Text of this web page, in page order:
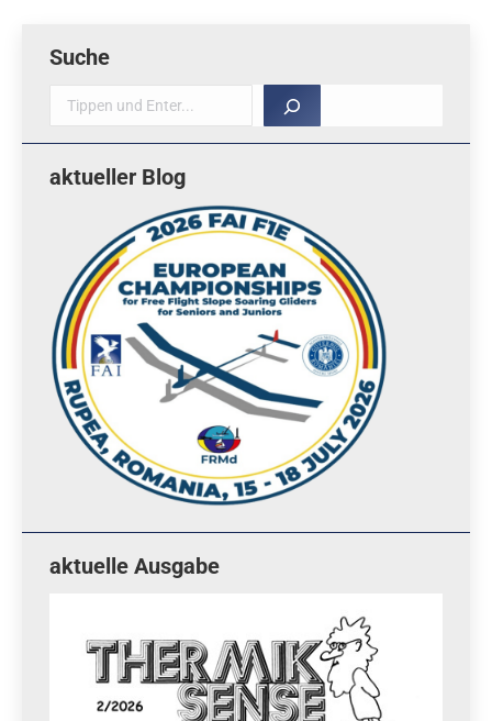
Suche
Suche
aktueller Blog
aktuelle Ausgabe